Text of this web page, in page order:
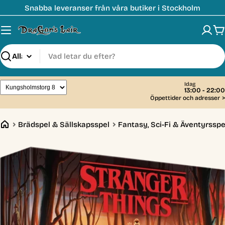
till
innehåll
Snabba leveranser från våra butiker i Stockholm
Sök
Idag
13:00 - 22:00
Öppettider och adresser >
Brädspel & Sällskapsspel Fantasy, Sci-Fi &